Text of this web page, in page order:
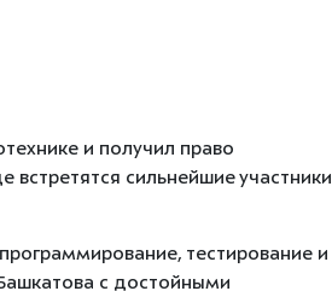
и получил право
встретятся сильнейшие участники
тестирование и
с достойными